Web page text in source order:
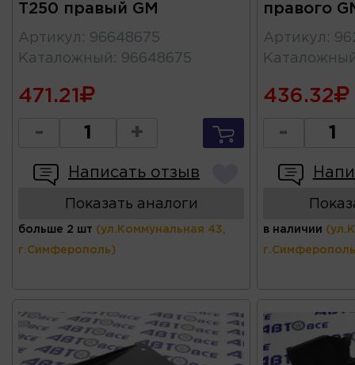
T250 правый GM
Артикул : 96648675
Каталожный : 96648675
471.21
- +
Написать отзыв
Показать аналоги
больше 2 шт (ул.Коммунальная 43,
г.Симферополь)
правого
Артикул :
436.32
-
в наличии